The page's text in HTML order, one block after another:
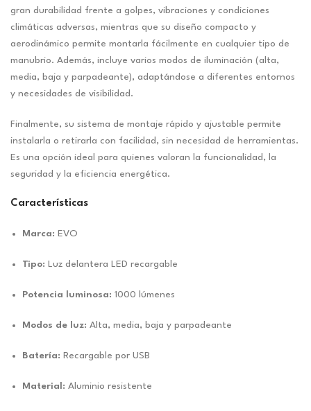
gran durabilidad frente a golpes, vibraciones y condiciones
climáticas adversas, mientras que su diseño compacto y
aerodinámico permite montarla fácilmente en cualquier tipo de
manubrio. Además, incluye varios modos de iluminación (alta,
media, baja y parpadeante), adaptándose a diferentes entornos
y necesidades de visibilidad.
Finalmente, su sistema de montaje rápido y ajustable permite
instalarla o retirarla con facilidad, sin necesidad de herramientas.
Es una opción ideal para quienes valoran la funcionalidad, la
seguridad y la eficiencia energética.
Características
Marca: EVO
Tipo: Luz delantera LED recargable
Potencia luminosa: 1000 lúmenes
Modos de luz: Alta, media, baja y parpadeante
Batería: Recargable por USB
Material: Aluminio resistente